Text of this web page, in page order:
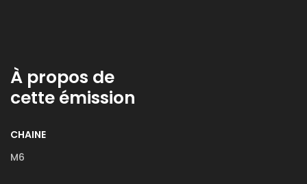
À propos de
cette émission
CHAINE
M6